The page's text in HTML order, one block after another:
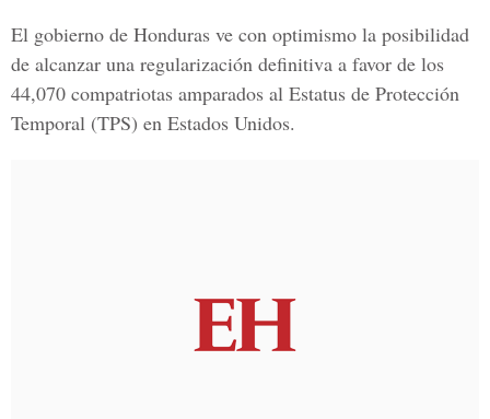
El gobierno de Honduras ve con optimismo la posibilidad
de alcanzar una regularización definitiva a favor de los
44,070 compatriotas amparados al Estatus de Protección
Temporal (TPS) en Estados Unidos.